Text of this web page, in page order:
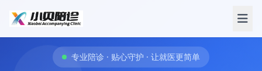
专业陪诊 · 贴心守护 · 让就医更简单